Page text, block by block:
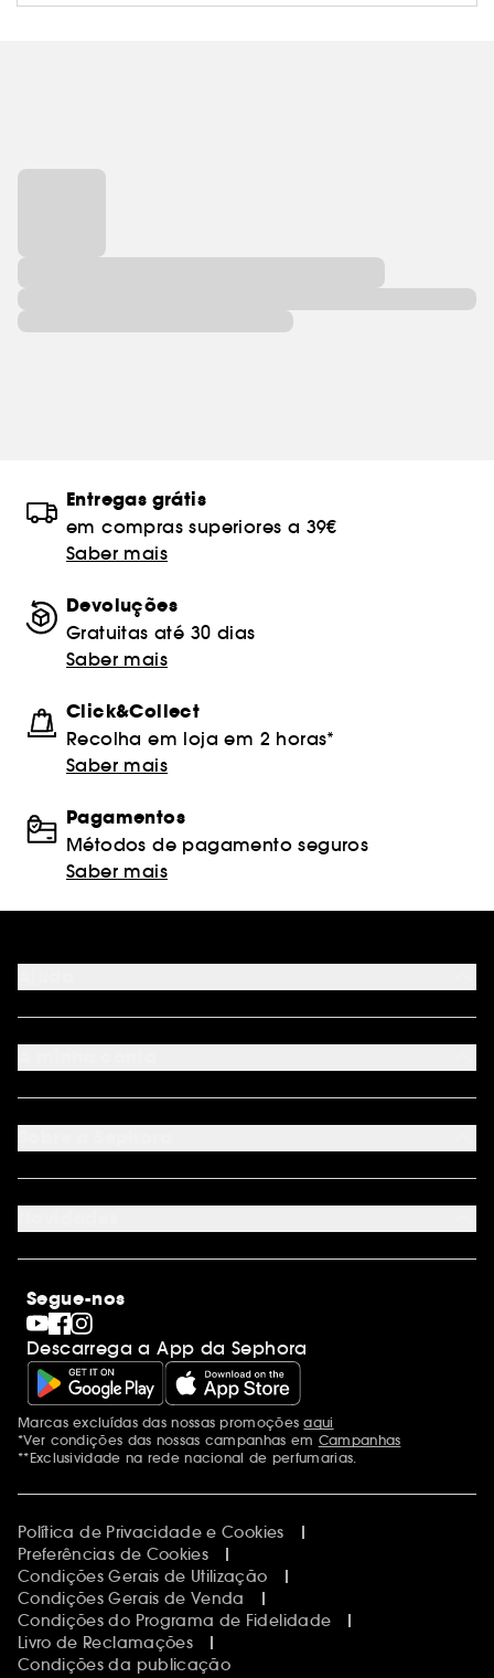
Entregas grátis
em compras superiores a 39€
Saber mais
Devoluções
Gratuitas até 30 dias
Saber mais
Click&Collect
Recolha em loja em 2 horas*
Saber mais
Pagamentos
Métodos de pagamento seguros
Saber mais
FAQ
Métodos de pagamento
Cartão oferta físico
Cartão oferta empresas
Site Map
Seguir encomenda
Programa de Fidelidade
Juntar Sephora
Sephora Prize 2026
Internacional
Descobrir a Sephora
Código promocional Sephora
Saldos
Dia dos Namorados
Dia do Pai
Dia da Mãe
Calendários do Advento
Singles' Day
Black Friday
Cyber Monday
Blue Monday
Segue-nos
Descarrega a App da Sephora
Menções adicionais
Marcas excluídas das nossas promoçõesaqui
*Ver condições das nossas campanhas em Campanhas
**Exclusividade na rede nacional de perfumarias.
Política de Privacidade e Cookies
Preferências de Cookies
Condições Gerais de Utilização
Condições Gerais de Venda
Condições do Programa de Fidelidade
Livro de Reclamações
Condições da publicação